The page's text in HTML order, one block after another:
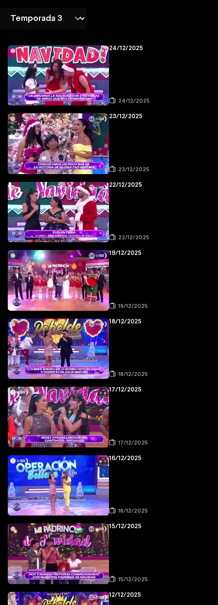
24/12/2025
24/12/2025
23/12/2025
23/12/2025
22/12/2025
22/12/2025
19/12/2025
19/12/2025
18/12/2025
18/12/2025
17/12/2025
17/12/2025
16/12/2025
16/12/2025
15/12/2025
15/12/2025
12/12/2025